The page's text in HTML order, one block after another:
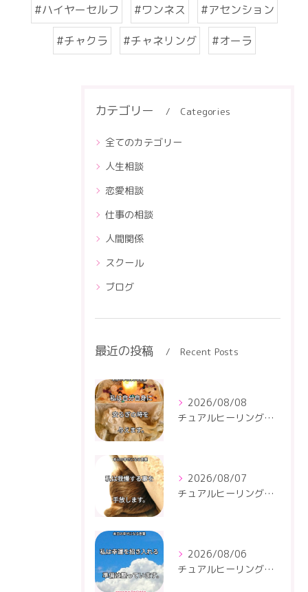
#ハイヤーセルフ #ワンネス #アセンション
#チャクラ #チャネリング #オーラ
カテゴリー Categories
全てのカテゴリー
人生相談
恋愛相談
仕事の相談
人間関係
スクール
ブログ
最近の投稿 Recent Posts
2026/08/08
チュアルヒーリングセンター
2026/08/07
チュアルヒーリングセンター
2026/08/06
チュアルヒーリングセンター